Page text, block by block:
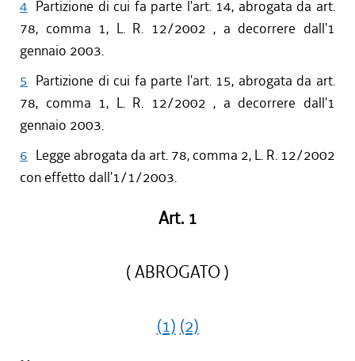
4 Partizione di cui fa parte l'art. 14, abrogata da art.
78, comma 1, L. R. 12/2002 , a decorrere dall'1
gennaio 2003.
5 Partizione di cui fa parte l'art. 15, abrogata da art.
78, comma 1, L. R. 12/2002 , a decorrere dall'1
gennaio 2003.
6 Legge abrogata da art. 78, comma 2, L. R. 12/2002
con effetto dall'1/1/2003.
Art. 1
( ABROGATO )
(1) (2)